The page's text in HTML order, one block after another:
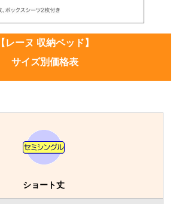
【レーヌ 収納ベッド】
サイズ別価格表
ショート丈